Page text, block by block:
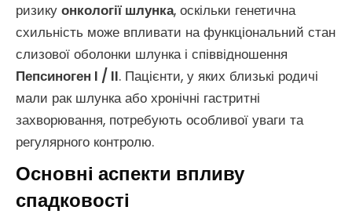
ризику онкології шлунка, оскільки генетична
схильність може впливати на функціональний стан
слизової оболонки шлунка і співвідношення
Пепсиноген I / II. Пацієнти, у яких близькі родичі
мали рак шлунка або хронічні гастритні
захворювання, потребують особливої уваги та
регулярного контролю.
Основні аспекти впливу
спадковості